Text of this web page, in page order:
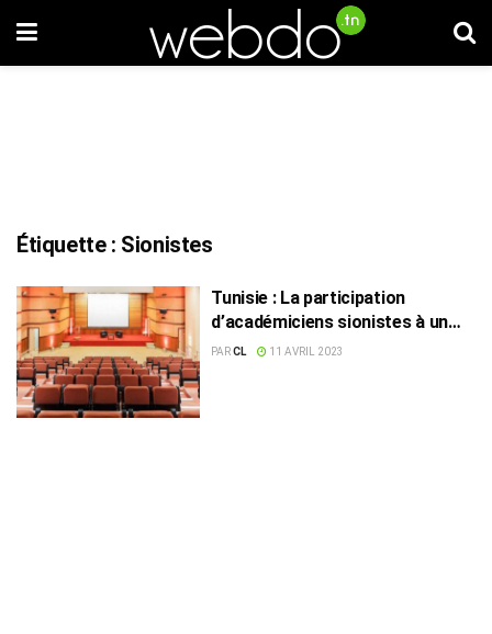
Étiquette : Sionistes
Tunisie : La participation
d’académiciens sionistes à un
colloque fait polémique
PARCL 11 AVRIL 2023